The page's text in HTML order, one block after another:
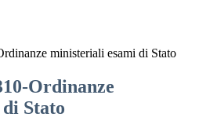
ministeriali esami di Stato
Ordinanze
Stato